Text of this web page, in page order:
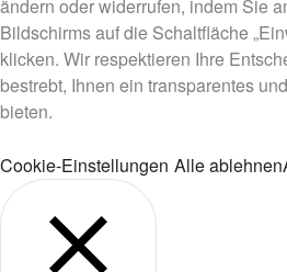
ändern oder widerrufen, indem Sie
Bildschirms auf die Schaltfläche
klicken. Wir respektieren Ihre
bestrebt, Ihnen ein transparentes
bieten.
Cookie-Einstellungen Alle ablehnen